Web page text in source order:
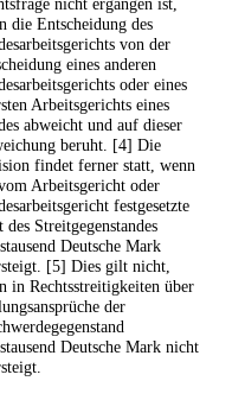
nicht ergangen ist,
die Entscheidung des
von der
eines anderen
oder eines
Arbeitsgerichts eines
abweicht und auf dieser
beruht. [4] Die
findet ferner statt, wenn
Arbeitsgericht oder
festgesetzte
des Streitgegenstandes
Deutsche Mark
[5] Dies gilt nicht,
in Rechtsstreitigkeiten über
der
Deutsche Mark nicht